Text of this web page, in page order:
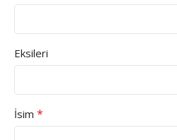
Eksileri
İsim *